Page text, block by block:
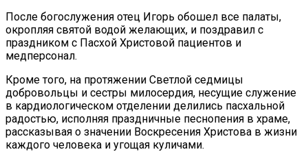
После богослужения отец Игорь обошел все палаты,
окропляя святой водой желающих, и поздравил с
праздником с Пасхой Христовой пациентов и
медперсонал.
Кроме того, на протяжении Светлой седмицы
добровольцы и сестры милосердия, несущие служение
в кардиологическом отделении делились пасхальной
радостью, исполняя праздничные песнопения в храме,
рассказывая о значении Воскресения Христова в жизни
каждого человека и угощая куличами.